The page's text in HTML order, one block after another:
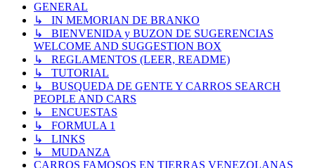
GENERAL
↳ IN MEMORIAN DE BRANKO
↳ BIENVENIDA y BUZON DE SUGERENCIAS
WELCOME AND SUGGESTION BOX
↳ REGLAMENTOS (LEER, README)
↳ TUTORIAL
↳ BUSQUEDA DE GENTE Y CARROS SEARCH
PEOPLE AND CARS
↳ ENCUESTAS
↳ FORMULA 1
↳ LINKS
↳ MUDANZA
CARROS FAMOSOS EN TIERRAS VENEZOLANAS